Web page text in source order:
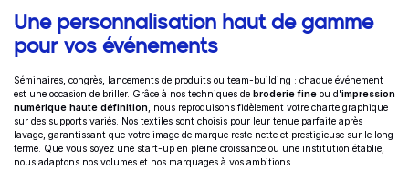
Une personnalisation haut de gamme
pour vos événements
Séminaires, congrès, lancements de produits ou team-building : chaque événement
est une occasion de briller. Grâce à nos techniques de broderie fine ou d'impression
numérique haute définition, nous reproduisons fidèlement votre charte graphique
sur des supports variés. Nos textiles sont choisis pour leur tenue parfaite après
lavage, garantissant que votre image de marque reste nette et prestigieuse sur le long
terme. Que vous soyez une start-up en pleine croissance ou une institution établie,
nous adaptons nos volumes et nos marquages à vos ambitions.